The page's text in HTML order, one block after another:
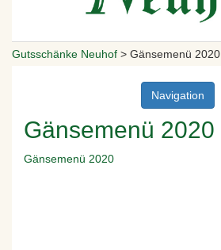
Gutsschänke Neuhof > Gänsemenü 2020
Navigation
Gänsemenü 2020
Gänsemenü 2020